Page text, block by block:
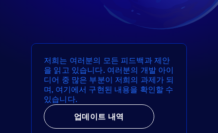
저희는 여러분의 모든 피드백과 제안
을 읽고 있습니다. 여러분의 개발 아이
디어 중 많은 부분이 저희의 과제가 되
며, 여기에서 구현된 내용을 확인할 수
있습니다.
업데이트 내역